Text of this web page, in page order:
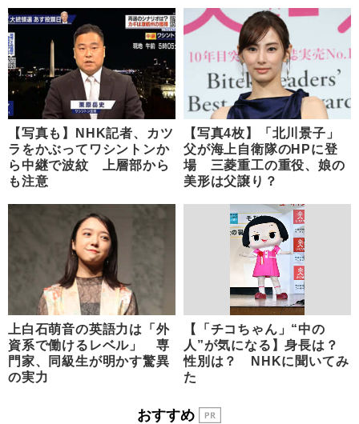
【写真も】NHK記者、カツ
ラをかぶってワシントンか
ら中継で波紋 上層部から
も注意
【写真4枚】「北川景子」
父が海上自衛隊のHPに登
場 三菱重工の重役、娘の
美形は父譲り？
上白石萌音の英語力は「外
資系で働けるレベル」 専
門家、同級生が明かす驚異
の実力
【「チコちゃん」“中の
人”が気になる】身長は？
性別は？ NHKに聞いてみ
た
おすすめ